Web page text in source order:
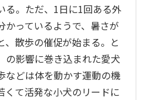
る。ただ、1日に1回ある外
かっているようで、暑さが
散歩の催促が始まる。と
の影響に巻き込まれた愛犬
などは体を動かす運動の機
くて活発な小犬のリードに